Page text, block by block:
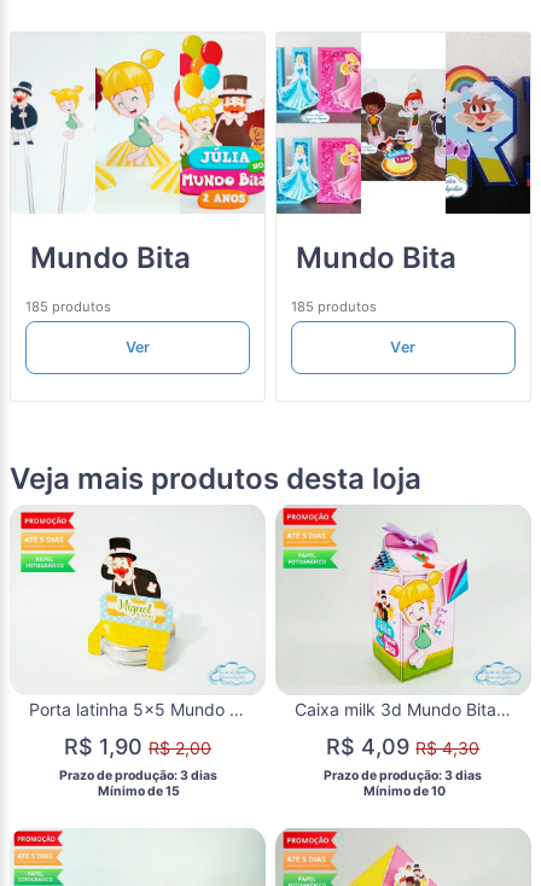
Mundo Bita
185 produtos
Ver
Mundo Bita
185 produtos
Ver
Veja mais produtos desta loja
Porta latinha 5x5 Mundo bita
R$ 1,90R$ 2,00
Prazo de produção: 3 dias
  Mínimo de 15
Caixa milk 3d Mundo Bita menina
R$ 4,09R$ 4,30
Prazo de produção: 3 dias
  Mínimo de 10